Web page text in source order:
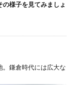
の様子を見てみましょ
。鎌倉時代には広大な